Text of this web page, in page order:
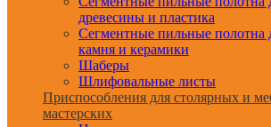
древесины и пластика
Сегментные пильные полотна
камня и керамики
Шаберы
Шлифовальные листы
Приспособления для столярных и
мастерских